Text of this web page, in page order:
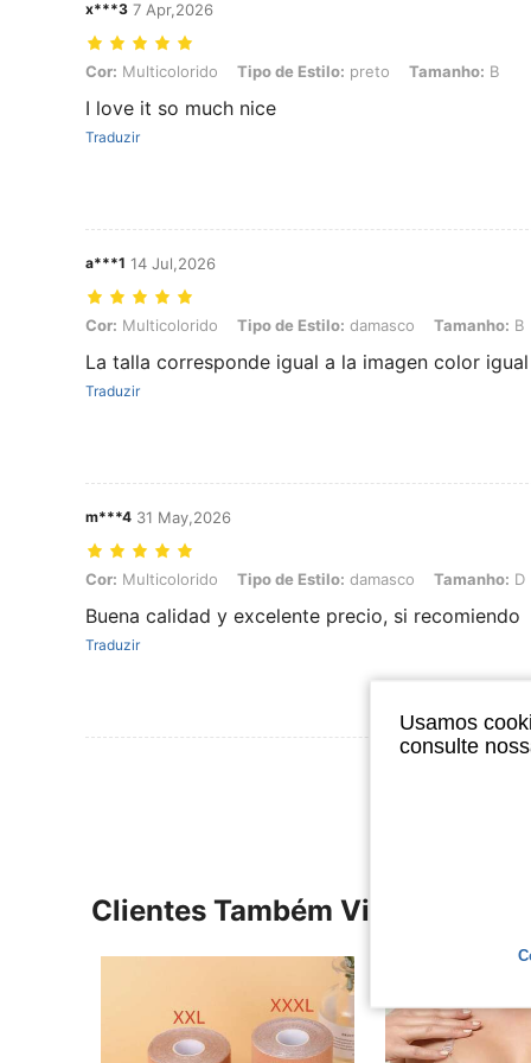
x***3 7 Apr,2026
Cor: Multicolorido, Tipo de Estilo: preto, Tamanho: B
Cor: Multicolorido Tipo de Estilo: preto Tamanho: B
I love it so much nice
Traduzir
a***1 14 Jul,2026
Cor: Multicolorido, Tipo de Estilo: damasco, Tamanho: B
Cor: Multicolorido Tipo de Estilo: damasco Tamanho: B
La talla corresponde igual a la imagen color igual
Traduzir
m***4 31 May,2026
Cor: Multicolorido, Tipo de Estilo: damasco, Tamanho: D
Cor: Multicolorido Tipo de Estilo: damasco Tamanho: D
Buena calidad y excelente precio, si recomiendo
Traduzir
Clientes Também Visitaram
Usamos
consulte